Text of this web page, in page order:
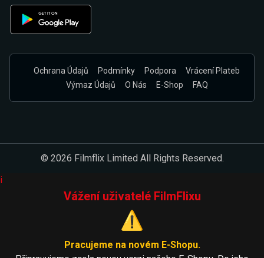
Ochrana Údajů Podmínky Podpora
Vrácení Plateb
Výmaz Údajů
O Nás E-Shop FAQ
© 2026 Filmflix Limited All Rights Reserved.
i
Vážení uživatelé FilmFlixu
⚠️
Pracujeme na novém E-Shopu.